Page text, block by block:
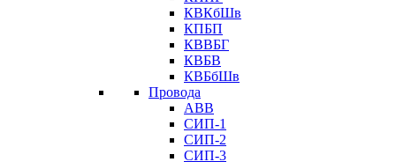
КВКбШв
КПБП
КВВБГ
КВБВ
КВБбШв
Провода
АВВ
СИП-1
СИП-2
СИП-3